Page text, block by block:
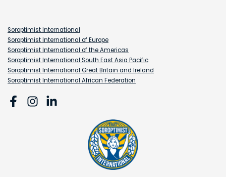
Soroptimist International
Soroptimist International of Europe
Soroptimist International of the Americas
Soroptimist International South East Asia Pacific
Soroptimist International Great Britain and Ireland
Soroptimist International African Federation